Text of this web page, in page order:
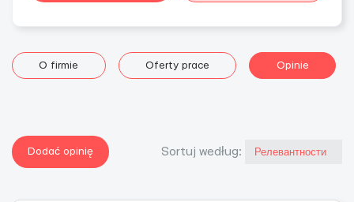
O firmie Oferty prace Opinie
Dodać opinię Sortuj według: